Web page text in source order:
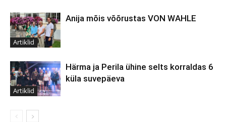
Artiklid
Anija mõis võõrustas VON WAHLE
Artiklid
Härma ja Perila ühine selts korraldas 6
küla suvepäeva